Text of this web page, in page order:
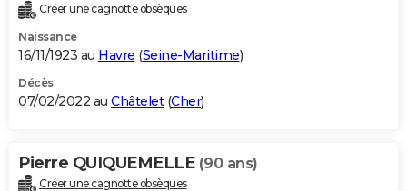
Créer une cagnotte obsèques
Naissance
16/11/1923 au Havre (Seine-Maritime)
Décès
07/02/2022 au Châtelet(Cher)
Pierre QUIQUEMELLE (90 ans)
Créer une cagnotte obsèques